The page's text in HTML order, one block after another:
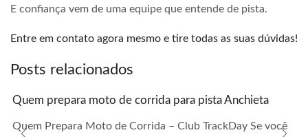
E confiança vem de uma equipe que entende de pista.
Entre em contato agora mesmo e tire todas as suas dúvidas!
Posts relacionados
Quem prepara moto de corrida para pista Anchieta
Quem Prepara Moto de Corrida – Club TrackDay Se você